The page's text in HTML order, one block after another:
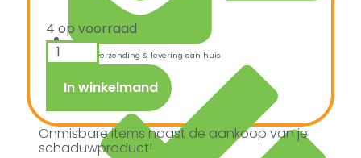
Snelle verzending & levering aan huis
4 op voorraad
In winkelmand
Onmisbare items naast de aankoop van je
schaduwproduct!